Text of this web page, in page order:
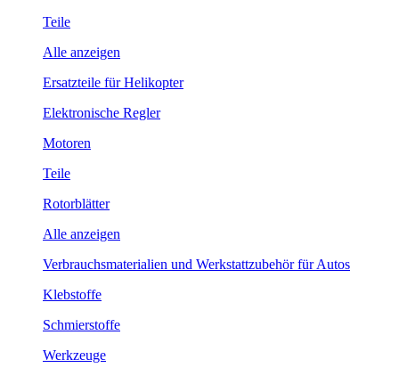
Teile
Alle anzeigen
Ersatzteile für Helikopter
Elektronische Regler
Motoren
Teile
Rotorblätter
Alle anzeigen
Verbrauchsmaterialien und Werkstattzubehör für Autos
Klebstoffe
Schmierstoffe
Werkzeuge